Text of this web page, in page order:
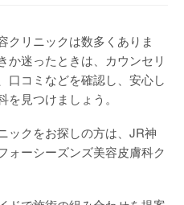
クリニックは数多くありま
か迷ったときは、カウンセリ
口コミなどを確認し、安心し
見つけましょう。
ックをお探しの方は、JR神
ォーシーズンズ美容皮膚科ク